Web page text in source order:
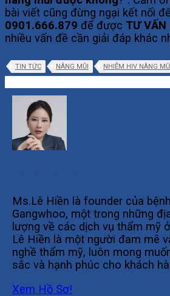
bài viết cũng đừng ngại kết nối
0901.666.879 để được TƯ VẤN
nhiều vấn đề cần giải đáp khác
TIN TỨC NÂNG MŨI NHIỄM HIV NÂNG
Ms.Lê Hiền là founder của
Gangwhoo, một trong những
lượng về các dịch vụ thẩm mỹ
Lê Hiền là một người đam mê
nghề thẩm mỹ, luôn mong
sắc và hạnh phúc cho khách
Xem Hồ Sơ!